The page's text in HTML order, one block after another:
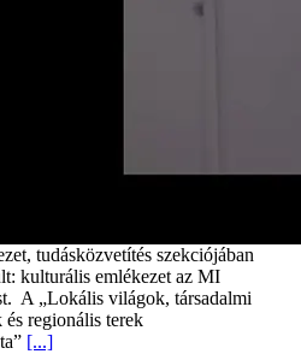
tudásközvetítés szekciójában
kulturális emlékezet az MI
A „Lokális világok, társadalmi
regionális terek
[...]